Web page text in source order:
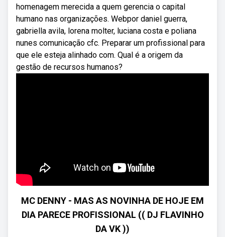
homenagem merecida a quem gerencia o capital
humano nas organizações. Webpor daniel guerra,
gabriella avila, lorena molter, luciana costa e poliana
nunes comunicação cfc. Preparar um profissional para
que ele esteja alinhado com. Qual é a origem da
gestão de recursos humanos?
MC DENNY - MAS AS NOVINHA DE HOJE EM
DIA PARECE PROFISSIONAL (( DJ FLAVINHO
DA VK ))